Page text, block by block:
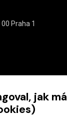
Praha 1
jak má